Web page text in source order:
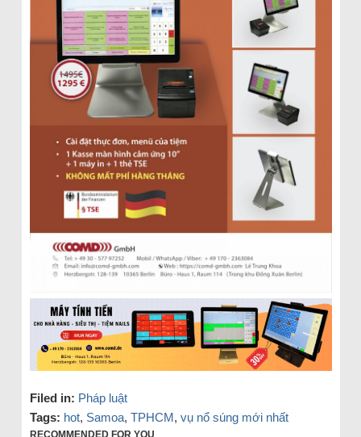
Filed in: Pháp luật
Tags: hot, Samoa, TPHCM, vụ nổ súng mới nhất
RECOMMENDED FOR YOU